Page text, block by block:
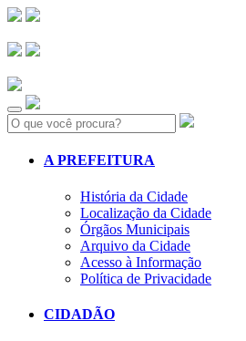
Search:
A PREFEITURA
História da Cidade
Localização da Cidade
Órgãos Municipais
Arquivo da Cidade
Acesso à Informação
Política de Privacidade
CIDADÃO